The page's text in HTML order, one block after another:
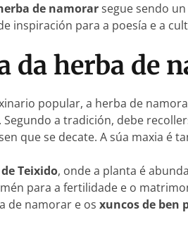
de namorarsegue sendo
inspiración para a poesía e a
da herba de
popular, a herba de
a tradición, debe
que se decate. A súa maxia é
Teixido, onde a planta é
para a fertilidade e o
de namorar e os xuncos de ben